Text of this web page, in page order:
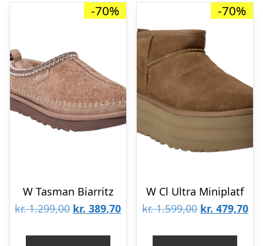
-70%
W Tasman Biarritz
kr.1.299,00 Den
kr. 389,70Den
-70%
W Cl Ultra Miniplatf
kr.1.599,00 Den
kr. 479,70